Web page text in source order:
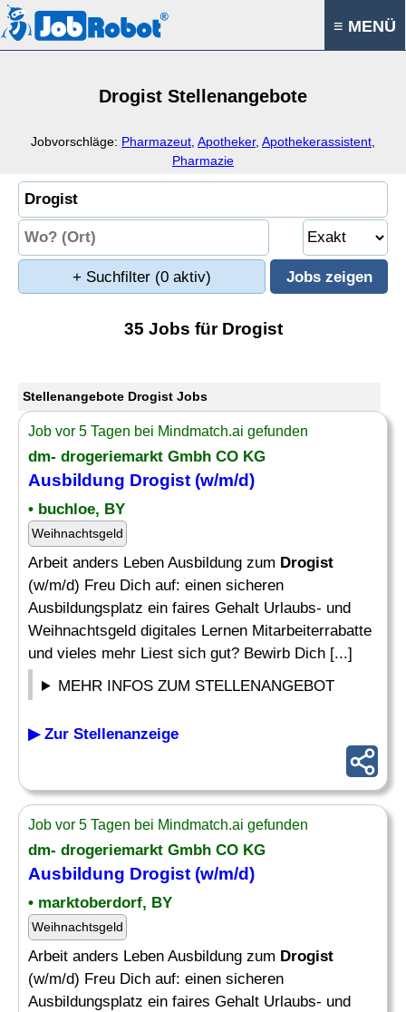
≡ MENÜ
Drogist Stellenangebote
Jobvorschläge: Pharmazeut Apotheker, Apothekerassistent
Pharmazie
+ Suchfilter (0 aktiv)
35 Jobs für Drogist
Stellenangebote Drogist Jobs
Job vor 5 Tagen bei Mindmatch.ai gefunden
dm- drogeriemarkt Gmbh CO KG
Ausbildung Drogist (w/m/d)
• buchloe, BY
Weihnachtsgeld
Arbeit anders Leben Ausbildung zum Drogist
(w/m/d) Freu Dich auf: einen sicheren
Ausbildungsplatz ein faires Gehalt Urlaubs- und
Weihnachtsgeld digitales Lernen Mitarbeiterrabatte
und vieles mehr Liest sich gut? Bewirb Dich [...]
MEHR INFOS ZUM STELLENANGEBOT
▶ Zur Stellenanzeige
Job vor 5 Tagen bei Mindmatch.ai gefunden
dm- drogeriemarkt Gmbh CO KG
Ausbildung Drogist (w/m/d)
• marktoberdorf, BY
Weihnachtsgeld
Arbeit anders Leben Ausbildung zum Drogist
(w/m/d) Freu Dich auf: einen sicheren
Ausbildungsplatz ein faires Gehalt Urlaubs- und